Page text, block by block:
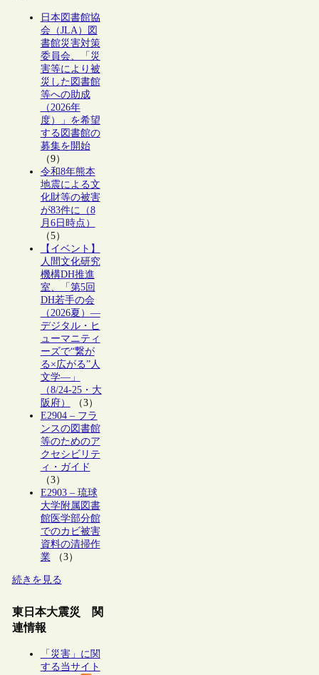
日本図書館協
会（JLA）図
書館災害対策
委員会、「災
害等により被
災した図書館
等への助成
（2026年
度）」を希望
する図書館の
募集を開始
（9）
令和8年熊本
地震による文
化財等の被害
が83件に（8
月6日時点）
（5）
【イベント】
人間文化研究
機構DH推進
室、「第5回
DH若手の会
（2026夏）―
デジタル・ヒ
ューマニティ
ーズで“繋が
る×広がる”人
文学―」
（8/24-25・大
阪府）
（3）
E2904 – フラ
ンスの図書館
等のためのア
クセシビリテ
ィ・ガイド
（3）
E2903 – 琉球
大学附属図書
館医学部分館
でのカビ被害
資料の清掃作
業（3）
続きを見る
東日本大震災 関
連情報
「災害」に関
する当サイト